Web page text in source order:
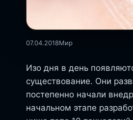
07.04.2018Мир
Изо дня в день
существование. Они
постепенно начали
начальном этапе